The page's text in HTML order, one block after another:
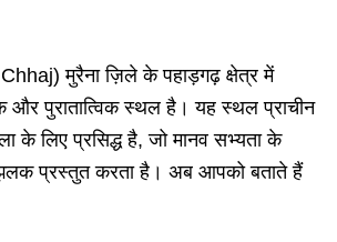
मुरैना ज़िले के पहाड़गढ़ क्षेत्र में
और पुरातात्विक स्थल है। यह स्थल प्राचीन
के लिए प्रसिद्ध है, जो मानव सभ्यता के
प्रस्तुत करता है। अब आपको बताते हैं